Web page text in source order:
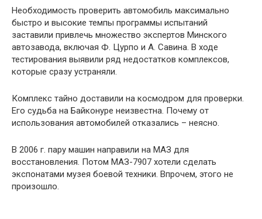
Необходимость проверить автомобиль максимально
быстро и высокие темпы программы испытаний
заставили привлечь множество экспертов Минского
автозавода, включая Ф. Цурпо и А. Савина. В ходе
тестирования выявили ряд недостатков комплексов,
которые сразу устраняли.
Комплекс тайно доставили на космодром для проверки.
Его судьба на Байконуре неизвестна. Почему от
использования автомобилей отказались – неясно.
В 2006 г. пару машин направили на МАЗ для
восстановления. Потом МАЗ-7907 хотели сделать
экспонатами музея боевой техники. Впрочем, этого не
произошло.